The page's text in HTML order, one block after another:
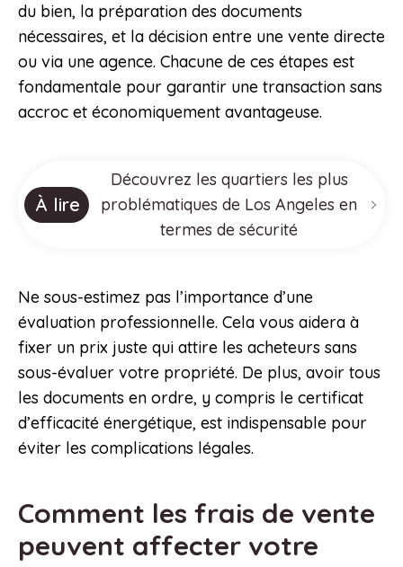
du bien, la préparation des documents
nécessaires, et la décision entre une vente directe
ou via une agence. Chacune de ces étapes est
fondamentale pour garantir une transaction sans
accroc et économiquement avantageuse.
À lire
Découvrez les quartiers les plus
problématiques de Los Angeles en
termes de sécurité
Ne sous-estimez pas l’importance d’une
évaluation professionnelle. Cela vous aidera à
fixer un prix juste qui attire les acheteurs sans
sous-évaluer votre propriété. De plus, avoir tous
les documents en ordre, y compris le certificat
d’efficacité énergétique, est indispensable pour
éviter les complications légales.
Comment les frais de vente
peuvent affecter votre